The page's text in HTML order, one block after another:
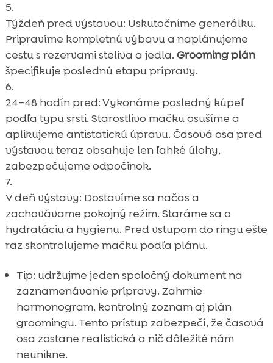
Týždeň pred výstavou: Uskutočníme generálku.
Pripravíme kompletnú výbavu a naplánujeme
cestu s rezervami steliva a jedla. Grooming plán
špecifikuje poslednú etapu prípravy.
24–48 hodín pred: Vykonáme posledný kúpeľ
podľa typu srsti. Starostlivo mačku osušíme a
aplikujeme antistatickú úpravu. Časová osa pred
výstavou teraz obsahuje len ľahké úlohy,
zabezpečujeme odpočinok.
V deň výstavy: Dostavíme sa načas a
zachovávame pokojný režim. Staráme sa o
hydratáciu a hygienu. Pred vstupom do ringu ešte
raz skontrolujeme mačku podľa plánu.
Tip: udržujme jeden spoločný dokument na
zaznamenávanie prípravy. Zahrnie
harmonogram, kontrolný zoznam aj plán
groomingu. Tento prístup zabezpečí, že časová
osa zostane realistická a nič dôležité nám
neunikne.